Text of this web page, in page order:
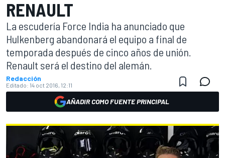
RENAULT
La escudería Force India ha anunciado que
Hulkenberg abandonará el equipo a final de
temporada después de cinco años de unión.
Renault será el destino del alemán.
Redacción
Editado: 14 oct 2016, 12:11
AÑADIR COMO FUENTE PRINCIPAL